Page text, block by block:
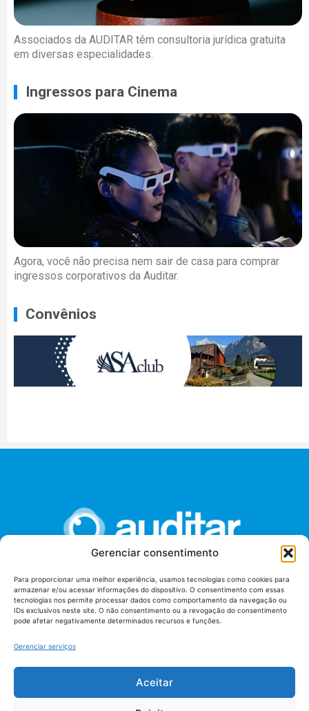
Gerenciar consentimento
Para proporcionar uma melhor experiência, usamos tecnologias como cookies para
armazenar e/ou acessar informações do dispositivo. O consentimento com essas
tecnologias nos permite processar dados como comportamento da navegação ou
IDs exclusivos neste site. O não consentimento ou a revogação do consentimento
pode afetar negativamente determinados recursos e funções.
Gerenciar serviços
Aceitar
Associados da AUDITAR têm consultoria jurídica gratuita
em diversas especialidades.
Ingressos para Cinema
Agora, você não precisa nem sair de casa para comprar
ingressos corporativos da Auditar.
Convênios
União dos Auditores Federais de Controle Externo -
AUDITAR
Setor de Administração Federal Sul (SAF/Sul), Qd. 04, Lt. 01
Tribunal de Contas da União (TCU), Subsolo, Sala S04
Telefone: (61)3527-7292
Termos de uso